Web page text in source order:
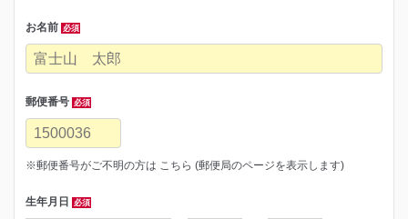
お名前 必須
郵便番号 必須
※郵便番号がご不明の方は こちら (郵便局のページを表示します)
生年月日 必須